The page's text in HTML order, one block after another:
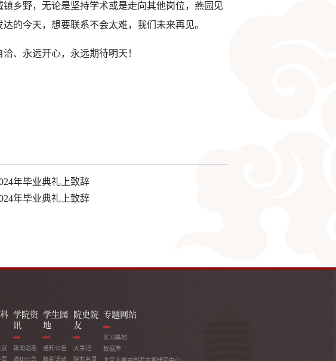
乡野，无论是坚持学术或是走向其他岗位，燕园见
的今天，想要联系不会太难，我们未来再见。
、永远开心，永远期待明天！
年毕业典礼上致辞
年毕业典礼上致辞
展
学院资
讯
新闻动态
通知公告
学生园
地
通知公告
精彩活动
院史院
友
大事记
院友名录
专题网站
实习基地
数据库